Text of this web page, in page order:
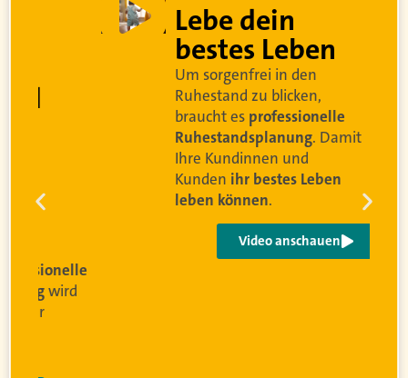
Lebe dein
bestes Leben
Um sorgenfrei in den
Ruhestand zu blicken,
braucht esprofessionelle
Ruhestandsplanung. Damit
Ihre Kundinnen und
Kundenihr bestes Leben
leben können.
Video anschauen